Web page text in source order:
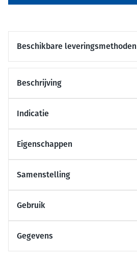
Beschikbare leveringsmethoden
Beschrijving
Indicatie
Eigenschappen
Samenstelling
Gebruik
Gegevens